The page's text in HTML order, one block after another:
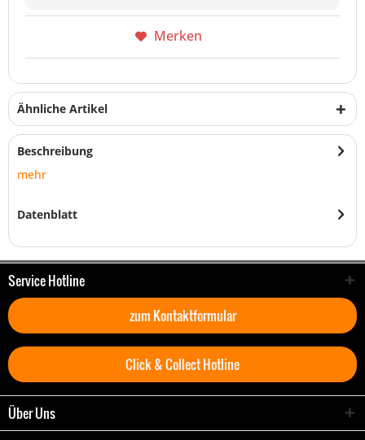
Merken
Ähnliche Artikel
Beschreibung
mehr
Datenblatt
Service Hotline
zum Kontaktformular
Click & Collect Hotline
Über Uns